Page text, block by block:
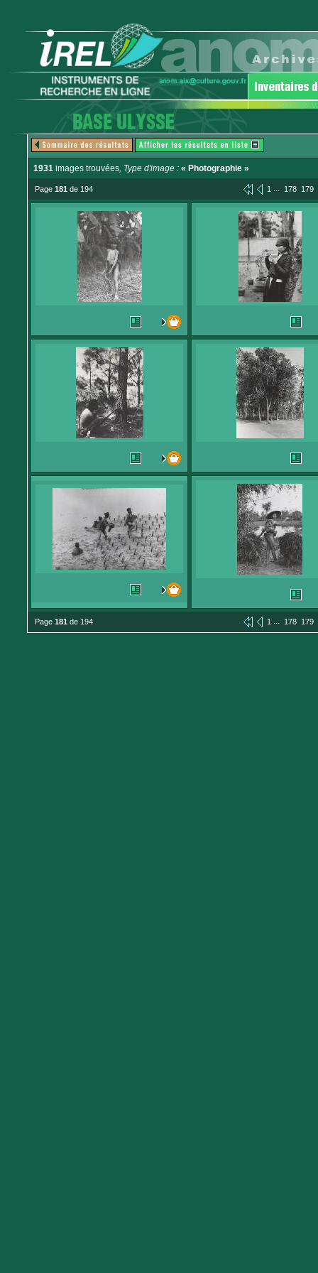
1931 images trouvées, Type d'image : « Photographie »
Page 181 de 194 1 ... 178 179
Page 181 de 194 1 ... 178 179